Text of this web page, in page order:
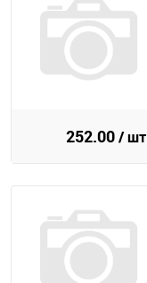
252.00/ шт